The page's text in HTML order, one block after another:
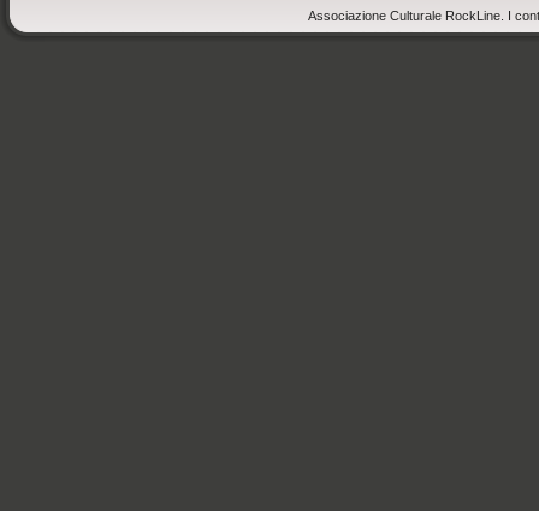
Associazione Culturale RockLine. I